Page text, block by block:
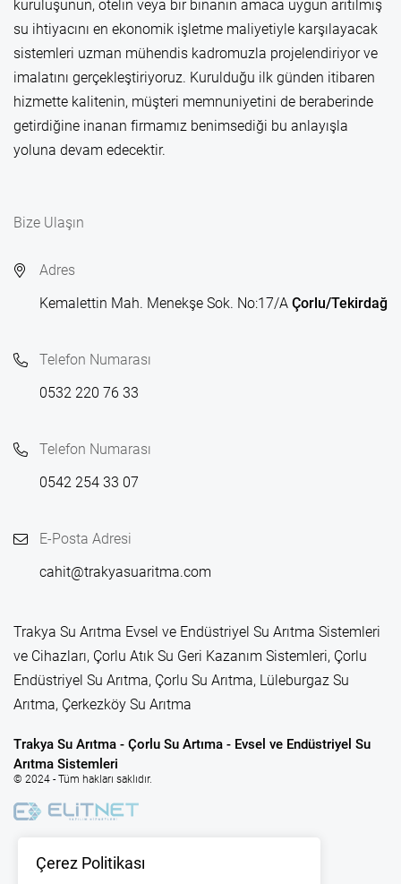
kuruluşunun, otelin veya bir binanın amaca uygun arıtılmış
su ihtiyacını en ekonomik işletme maliyetiyle karşılayacak
sistemleri uzman mühendis kadromuzla projelendiriyor ve
imalatını gerçekleştiriyoruz. Kurulduğu ilk günden itibaren
hizmette kalitenin, müşteri memnuniyetini de beraberinde
getirdiğine inanan firmamız benimsediği bu anlayışla
yoluna devam edecektir.
Bize Ulaşın
Adres
Kemalettin Mah. Menekşe Sok. No:17/A Çorlu/Tekirdağ
Telefon Numarası
0532 220 76 33
Telefon Numarası
0542 254 33 07
E-Posta Adresi
cahit@trakyasuaritma.com
Trakya Su Arıtma Evsel ve Endüstriyel Su Arıtma Sistemleri
ve Cihazları, Çorlu Atık Su Geri Kazanım Sistemleri, Çorlu
Endüstriyel Su Arıtma, Çorlu Su Arıtma, Lüleburgaz Su
Arıtma, Çerkezköy Su Arıtma
Trakya Su Arıtma - Çorlu Su Artıma - Evsel ve Endüstriyel Su
Arıtma Sistemleri
© 2024 - Tüm hakları saklıdır.
Çerez Politikası